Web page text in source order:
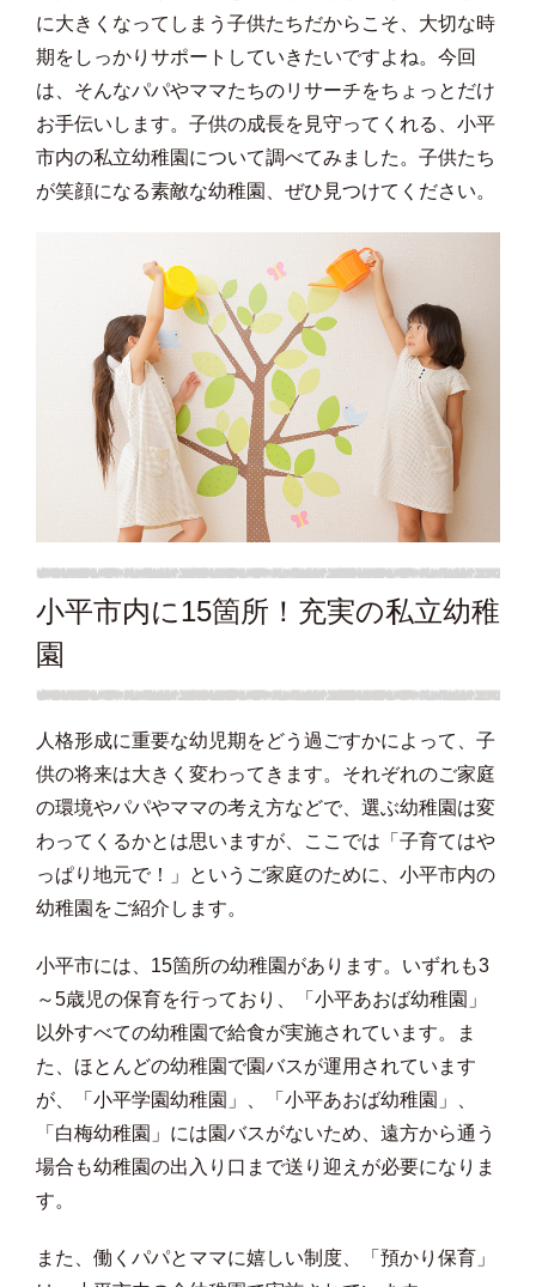
に大きくなってしまう子供たちだからこそ、大切な時
期をしっかりサポートしていきたいですよね。今回
は、そんなパパやママたちのリサーチをちょっとだけ
お手伝いします。子供の成長を見守ってくれる、小平
市内の私立幼稚園について調べてみました。子供たち
が笑顔になる素敵な幼稚園、ぜひ見つけてください。
小平市内に15箇所！充実の私立幼稚
園
人格形成に重要な幼児期をどう過ごすかによって、子
供の将来は大きく変わってきます。それぞれのご家庭
の環境やパパやママの考え方などで、選ぶ幼稚園は変
わってくるかとは思いますが、ここでは「子育てはや
っぱり地元で！」というご家庭のために、小平市内の
幼稚園をご紹介します。
小平市には、15箇所の幼稚園があります。いずれも3
～5歳児の保育を行っており、「小平あおば幼稚園」
以外すべての幼稚園で給食が実施されています。ま
た、ほとんどの幼稚園で園バスが運用されています
が、「小平学園幼稚園」、「小平あおば幼稚園」、
「白梅幼稚園」には園バスがないため、遠方から通う
場合も幼稚園の出入り口まで送り迎えが必要になりま
す。
また、働くパパとママに嬉しい制度、「預かり保育」